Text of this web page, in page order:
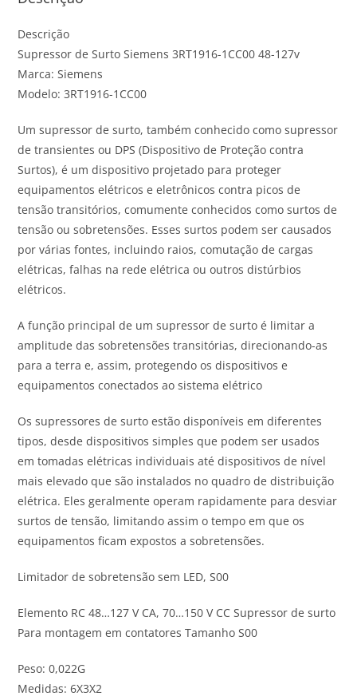
Descrição
Supressor de Surto Siemens 3RT1916-1CC00 48-127v
Marca: Siemens
Modelo: 3RT1916-1CC00
Um supressor de surto, também conhecido como supressor
de transientes ou DPS (Dispositivo de Proteção contra
Surtos), é um dispositivo projetado para proteger
equipamentos elétricos e eletrônicos contra picos de
tensão transitórios, comumente conhecidos como surtos de
tensão ou sobretensões. Esses surtos podem ser causados
por várias fontes, incluindo raios, comutação de cargas
elétricas, falhas na rede elétrica ou outros distúrbios
elétricos.
A função principal de um supressor de surto é limitar a
amplitude das sobretensões transitórias, direcionando-as
para a terra e, assim, protegendo os dispositivos e
equipamentos conectados ao sistema elétrico
Os supressores de surto estão disponíveis em diferentes
tipos, desde dispositivos simples que podem ser usados
em tomadas elétricas individuais até dispositivos de nível
mais elevado que são instalados no quadro de distribuição
elétrica. Eles geralmente operam rapidamente para desviar
surtos de tensão, limitando assim o tempo em que os
equipamentos ficam expostos a sobretensões.
Limitador de sobretensão sem LED, S00
Elemento RC 48…127 V CA, 70…150 V CC Supressor de surto
Para montagem em contatores Tamanho S00
Peso: 0,022G
Medidas: 6X3X2